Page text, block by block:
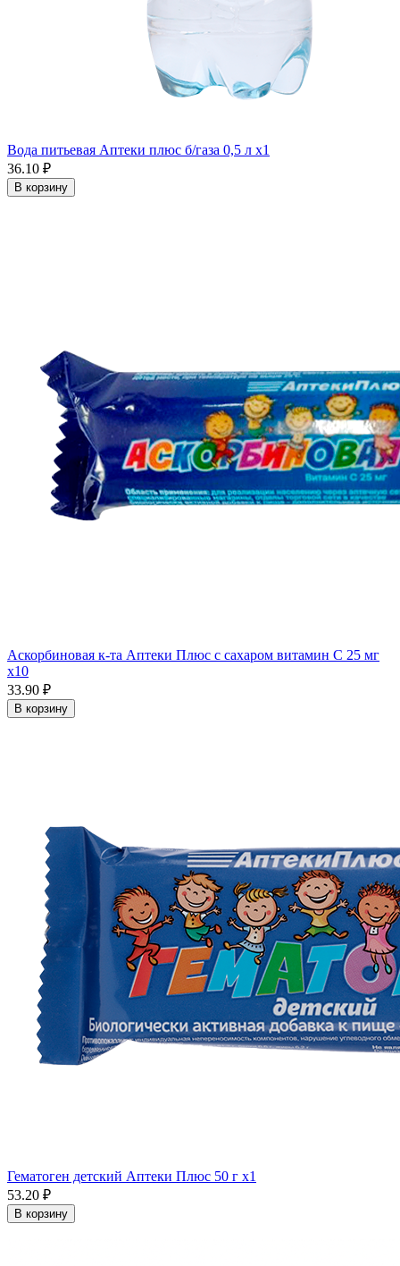
Вода питьевая Аптеки плюс б/газа 0,5 л x1
36.10 ₽
В корзину
Аскорбиновая к-та Аптеки Плюс с сахаром витамин С 25 мг
x10
33.90 ₽
В корзину
Гематоген детский Аптеки Плюс 50 г x1
53.20 ₽
В корзину